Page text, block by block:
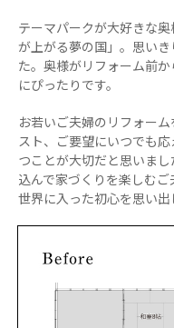
テーマパークが大好きな
が上がる夢の国」。思い
た。奥様がリフォーム前
にぴったりです。
お若いご夫婦のリフォー
スト、ご要望にいつでも
つことが大切だと思いま
込んで家づくりを楽しむ
世界に入った初心を思い出